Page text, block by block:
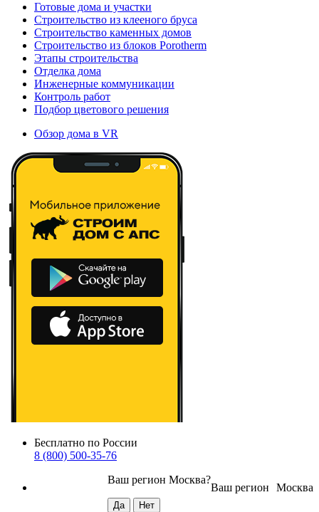
Готовые дома и участки
Строительство из клееного бруса
Строительство каменных домов
Строительство из блоков Porotherm
Этапы строительства
Отделка дома
Инженерные коммуникации
Контроль работ
Подбор цветового решения
Обзор дома в VR
Бесплатно по России
8 (800) 500-35-76
Москва
Ваш регион
Ваш регион Москва?